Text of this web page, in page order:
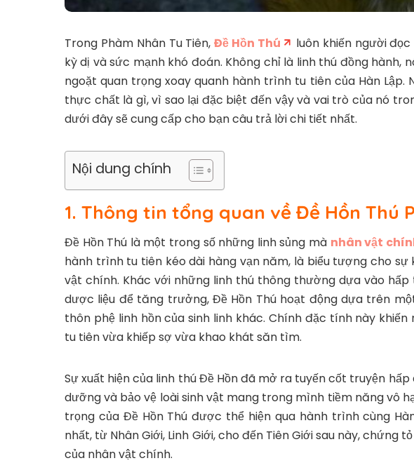
Trong Phàm Nhân Tu Tiên,Đề Hồn Thú
luôn khiến người
kỳ dị và sức mạnh khó đoán. Không chỉ là linh thú đồng hành,
ngoặt quan trọng xoay quanh hành trình tu tiên của Hàn Lập.
thực chất là gì, vì sao lại đặc biệt đến vậy và vai trò của nó
dưới đây sẽ cung cấp cho bạn câu trả lời chi tiết nhất.
Nội dung chính
1. Thông tin tổng quan về Đề Hồn Thú
Đề Hồn Thú là một trong số những linh sủng mà nhân vật
hành trình tu tiên kéo dài hàng vạn năm, là biểu tượng cho
vật chính. Khác với những linh thú thông thường dựa vào
dược liệu để tăng trưởng, Đề Hồn Thú hoạt động dựa trên
thôn phệ linh hồn của sinh linh khác. Chính đặc tính này
tu tiên vừa khiếp sợ vừa khao khát săn tìm.
Sự xuất hiện của linh thú Đề Hồn đã mở ra tuyến cốt truyện hấp
dưỡng và bảo vệ loài sinh vật mang trong mình tiềm năng vô
trọng của Đề Hồn Thú được thể hiện qua hành trình cùng
nhất, từ Nhân Giới, Linh Giới, cho đến Tiên Giới sau này, chứng
của nhân vật chính.